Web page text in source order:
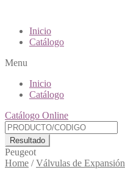
Inicio
Catálogo
Menu
Inicio
Catálogo
Catálogo Online
Resultado
Peugeot
Home /Válvulas de Expansión